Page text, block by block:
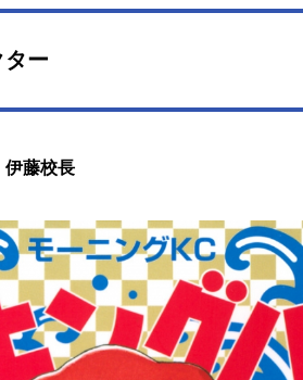
ー
伊藤校長